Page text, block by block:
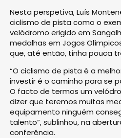
Nesta perspetiva, Luís
ciclismo de pista como o
velódromo erigido em
medalhas em Jogos
que, até então, tinha pouca
“O ciclismo de pista é a
investir é o caminho para se
O facto de termos um
dizer que teremos muitas
equipamento ninguém
talento”, sublinhou, na
conferência.